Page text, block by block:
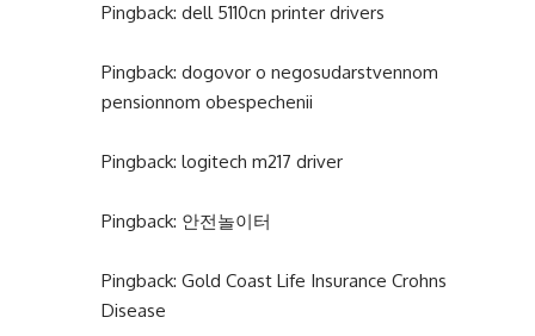
Pingback: dell 5110cn printer drivers
Pingback: dogovor o negosudarstvennom
pensionnom obespechenii
Pingback: logitech m217 driver
Pingback: 안전놀이터
Pingback: Gold Coast Life Insurance Crohns
Disease